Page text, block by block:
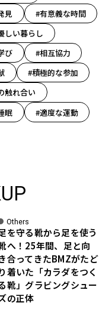
見
#有意義な時間
しい暮らし
び
#相互協力
#積極的な参加
触れ合い
眠
#適度な運動
Others
を守る靴から足を使う
へ！25年間、足と向
合ってきたBMZがたど
り着いた「カラダをつく
靴」グラビングシュー
の正体